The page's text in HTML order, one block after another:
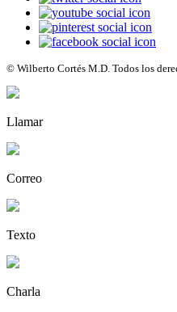
© Wilberto Cortés M.D. Todos los
Llamar
Correo
Texto
Charla